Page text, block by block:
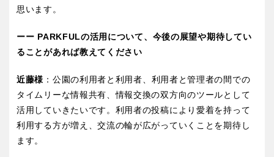
和歌山
中国・四国
思います。
ーー PARKFULの活用について、今後の展望や期待してい
ることがあれば教えてください
近藤様 ：公園の利用者と利用者、利用者と管理者の間での
タイムリーな情報共有、情報交換の双方向のツールとして
活用していきたいです。利用者の投稿により愛着を持って
利用する方が増え、交流の輪が広がっていくことを期待し
ます。